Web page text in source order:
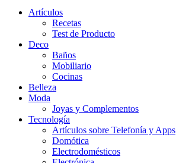
Artículos
Recetas
Test de Producto
Deco
Baños
Mobiliario
Cocinas
Belleza
Moda
Joyas y Complementos
Tecnología
Artículos sobre Telefonía y Apps
Domótica
Electrodomésticos